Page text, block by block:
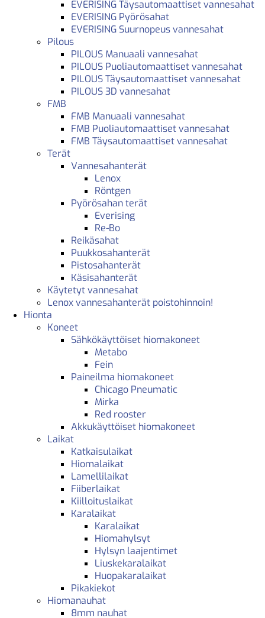
EVERISING Täysautomaattiset vannesahat
EVERISING Pyörösahat
EVERISING Suurnopeus vannesahat
Pilous
PILOUS Manuaali vannesahat
PILOUS Puoliautomaattiset vannesahat
PILOUS Täysautomaattiset vannesahat
PILOUS 3D vannesahat
FMB
FMB Manuaali vannesahat
FMB Puoliautomaattiset vannesahat
FMB Täysautomaattiset vannesahat
Terät
Vannesahanterät
Lenox
Röntgen
Pyörösahan terät
Everising
Re-Bo
Reikäsahat
Puukkosahanterät
Pistosahanterät
Käsisahanterät
Käytetyt vannesahat
Lenox vannesahanterät poistohinnoin!
Hionta
Koneet
Sähkökäyttöiset hiomakoneet
Metabo
Fein
Paineilma hiomakoneet
Chicago Pneumatic
Mirka
Red rooster
Akkukäyttöiset hiomakoneet
Laikat
Katkaisulaikat
Hiomalaikat
Lamellilaikat
Fiiberlaikat
Kiilloituslaikat
Karalaikat
Karalaikat
Hiomahylsyt
Hylsyn laajentimet
Liuskekaralaikat
Huopakaralaikat
Pikakiekot
Hiomanauhat
8mm nauhat